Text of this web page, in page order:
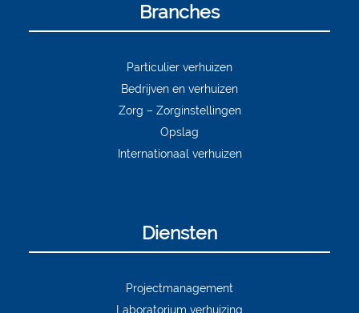
Branches
Particulier verhuizen
Bedrijven en verhuizen
Zorg – Zorginstellingen
Opslag
Internationaal verhuizen
Diensten
Projectmanagement
Laboratorium verhuizing